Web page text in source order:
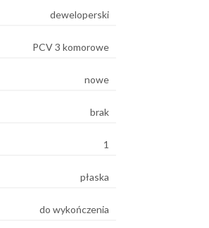
deweloperski
PCV 3 komorowe
nowe
brak
1
płaska
do wykończenia